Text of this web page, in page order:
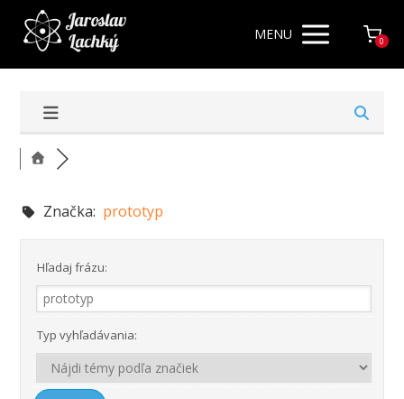
MENU 0
Značka: prototyp
Hľadaj frázu:
Typ vyhľadávania: